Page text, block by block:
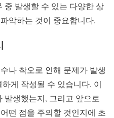
중 발생할 수 있는 다양한 상
악하는 것이 중요합니다.
나 착오로 인해 문제가 발생
게 작성될 수 있습니다. 이
발생했는지, 그리고 앞으로
떤 점을 주의할 것인지에 초